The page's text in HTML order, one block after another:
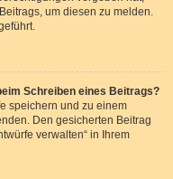
um diesen zu melden.
Schreiben eines Beitrags?
speichern und zu einem
Den gesicherten Beitrag
verwalten“ in Ihrem